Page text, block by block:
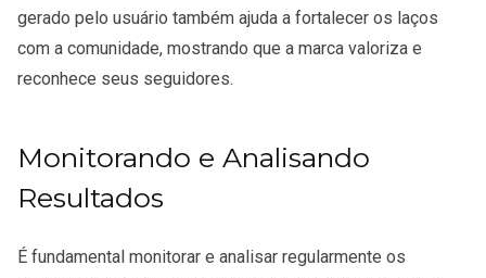
gerado pelo usuário também ajuda a fortalecer os laços
com a comunidade, mostrando que a marca valoriza e
reconhece seus seguidores.
Monitorando e Analisando
Resultados
É fundamental monitorar e analisar regularmente os